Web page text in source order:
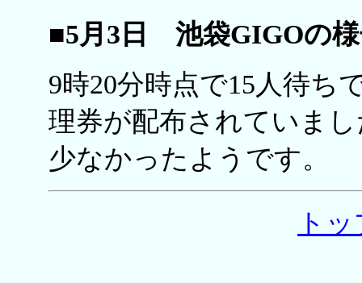
■5月3日 池袋GIGOの
9時20分時点で15人待ち
理券が配布されていま
少なかったようです。
ト